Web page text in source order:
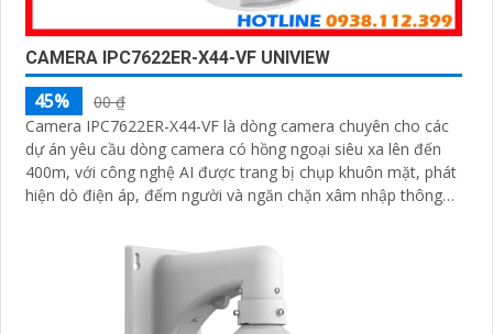
CAMERA IPC7622ER-X44-VF UNIVIEW
45%
00 ₫
Camera IPC7622ER-X44-VF là dòng camera chuyên cho các
dự án yêu cầu dòng camera có hồng ngoại siêu xa lên đến
400m, với công nghệ AI được trang bị chụp khuôn mặt, phát
hiện dò điện áp, đếm người và ngăn chặn xâm nhập thông